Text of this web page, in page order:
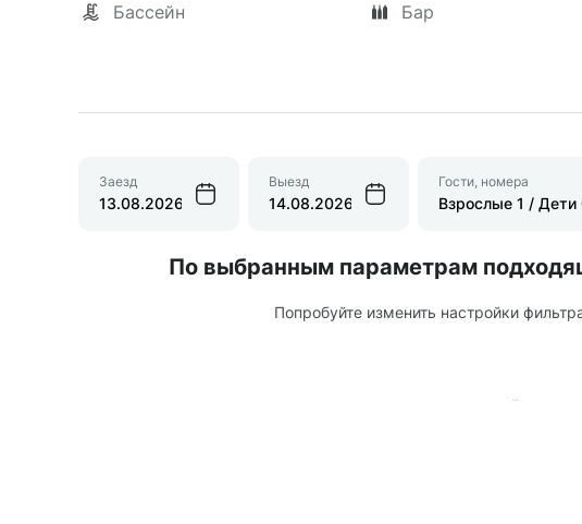
Бассейн Бар
Заезд Выезд Гости, номера
По выбранным параметрам
Попробуйте изменить настройки